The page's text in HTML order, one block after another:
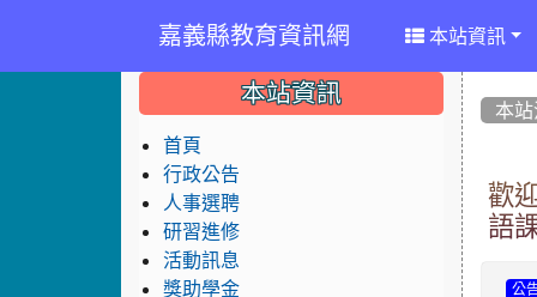
嘉義縣教育資訊網 本站資訊
本
歡
語
公
::: 本站資訊
首頁
行政公告
人事選聘
研習進修
活動訊息
獎助學金